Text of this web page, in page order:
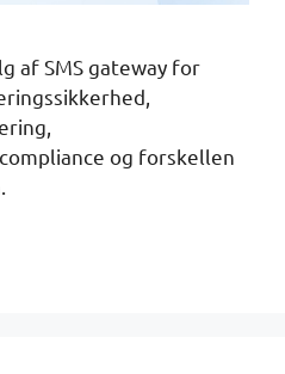
af SMS gateway for
og forskellen